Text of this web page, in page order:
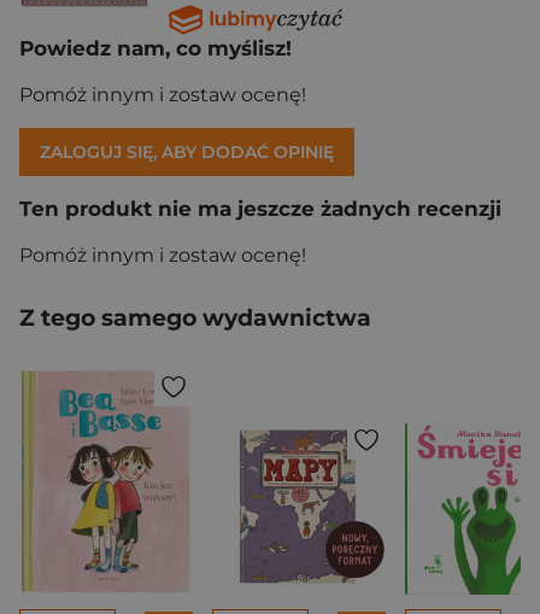
Powiedz nam, co myślisz!
Pomóż innym i zostaw ocenę!
ZALOGUJ SIĘ, ABY DODAĆ OPINIĘ
Ten produkt nie ma jeszcze żadnych recenzji
Pomóż innym i zostaw ocenę!
Z tego samego wydawnictwa